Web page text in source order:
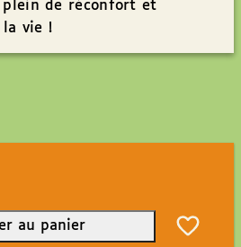
plein de réconfort et
la vie !
au panier